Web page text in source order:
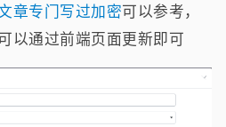
章专门写过加密可以参考，
以通过前端页面更新即可